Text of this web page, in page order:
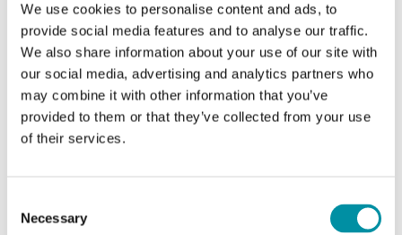
We use cookies to personalise content and ads, to
provide social media features and to analyse our traffic.
We also share information about your use of our site with
our social media, advertising and analytics partners who
may combine it with other information that you’ve
provided to them or that they’ve collected from your use
of their services.
Selection
Necessary
Pressione diff.
max
580 kPa
Collegamento Rp 1 1/2
Temperatura del